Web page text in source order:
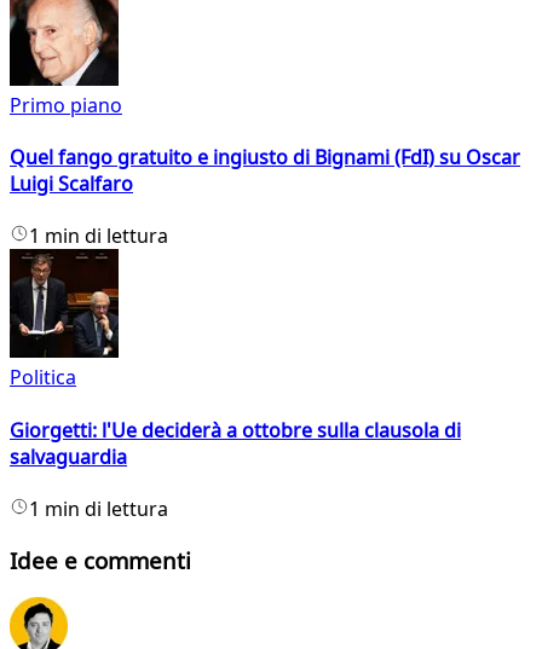
Primo piano
Quel fango gratuito e ingiusto di Bignami (FdI) su Oscar
Luigi Scalfaro
1 min di lettura
Politica
Giorgetti: l'Ue deciderà a ottobre sulla clausola di
salvaguardia
1 min di lettura
Idee e commenti